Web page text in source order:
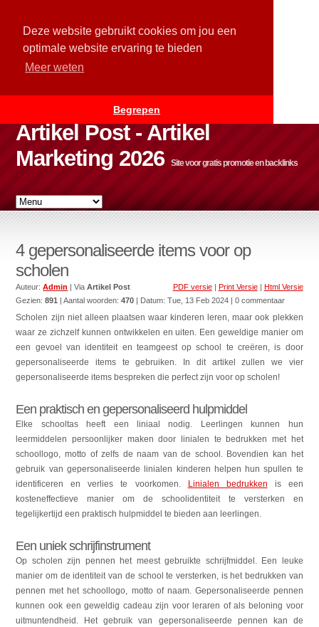
Deze website gebruikt cookies om jou een
optimale website ervaring te bieden
Meer weten
Begrepen
Artikel Post - Artikel
Marketing 2026
Site voor gratis promotie en backlinks
4 gepersonaliseerde items voor op
scholen
PDF versie| Print Versie| Html Versie
Auteur:Admin | ViaArtikel Post
Gezien:891 | Aantal woorden:470 | Datum:Tue, 13 Feb 2024 | 0 commentaar
Scholen zijn niet alleen plaatsen waar kinderen leren, maar ook plekken
waar ze zichzelf kunnen ontwikkelen en uiten. Een geweldige manier om
een gevoel van identiteit en teamgeest op school te creëren, is door
gepersonaliseerde items te gebruiken. In dit artikel zullen we vier
gepersonaliseerde items bespreken die perfect zijn voor op scholen!
Een praktisch en gepersonaliseerd hulpmiddel
Elke schooltas heeft een liniaal nodig. Leerlingen kunnen hun
leermiddelen persoonlijker maken door linialen te bedrukken met het
schoollogo, motto of zelfs de naam van de school. Bovendien kan het
gebruik van gepersonaliseerde linialen kinderen helpen hun spullen te
identificeren en verlies te voorkomen.
Linialen bedrukken is een
kosteneffectieve manier om de schoolidentiteit te versterken en
tegelijkertijd een praktisch hulpmiddel te bieden aan leerlingen.
Een uniek schrijfinstrument
Op scholen zijn pennen het meest gebruikte schrijfmiddel. Een leuke
manier om de identiteit van de school te versterken, is het bedrukken van
pennen met het schoollogo, motto of naam. Gepersonaliseerde pennen
kunnen ook een geweldig cadeau zijn voor leraren of als beloning voor
uitmuntendheid. Het gebruik van gepersonaliseerde pennen kan de